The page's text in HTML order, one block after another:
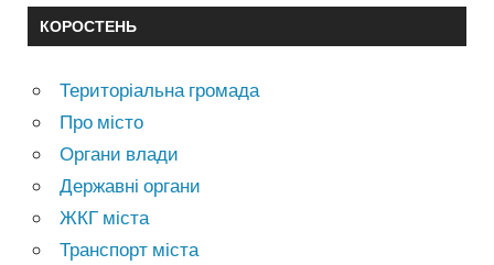
КОРОСТЕНЬ
Територіальна громада
Про місто
Органи влади
Державні органи
ЖКГ міста
Транспорт міста